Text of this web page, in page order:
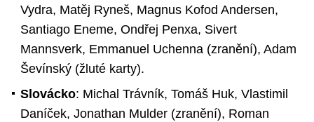
Vydra, Matěj Ryneš, Magnus Kofod Andersen,
Santiago Eneme, Ondřej Penxa, Sivert
Mannsverk, Emmanuel Uchenna (zranění), Adam
Ševínský (žluté karty).
Slovácko: Michal Trávník, Tomáš Huk, Vlastimil
Daníček, Jonathan Mulder (zranění), Roman